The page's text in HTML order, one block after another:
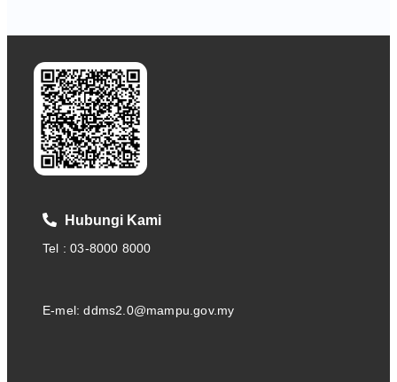
Hubungi Kami
Tel : 03-8000 8000
E-mel: ddms2.0@mampu.gov.my